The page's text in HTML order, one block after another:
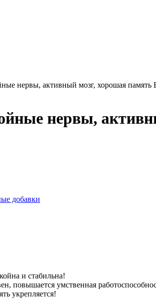
нервы, активный мозг, хорошая память
нервы,
добавки
и стабильна!
повышается умственная
укрепляется!